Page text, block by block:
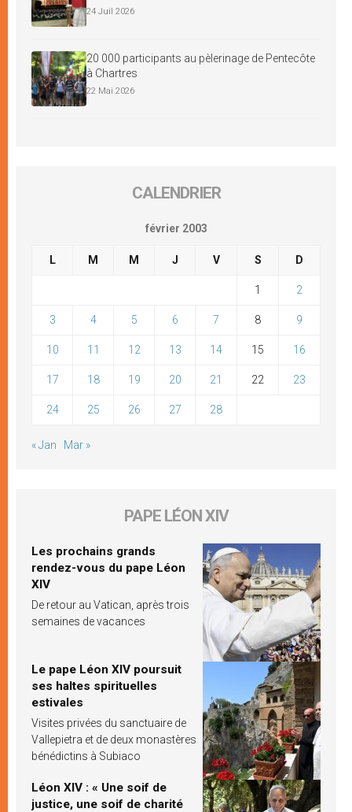
24 Juil 2026
20 000 participants au pèlerinage de Pentecôte
à Chartres
22 Mai 2026
CALENDRIER
février 2003
L M M J V S D
1 2
3 4 5 6 7 8 9
10 11 12 13 14 15 16
17 18 19 20 21 22 23
24 25 26 27 28
« Jan Mar »
PAPE LÉON XIV
Les prochains grands
rendez-vous du pape Léon
XIV
De retour au Vatican, après trois
semaines de vacances
Le pape Léon XIV poursuit
ses haltes spirituelles
estivales
Visites privées du sanctuaire de
Vallepietra et de deux monastères
bénédictins à Subiaco
Léon XIV : « Une soif de
justice, une soif de charité